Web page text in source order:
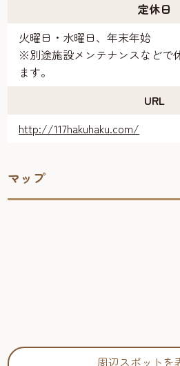
定休日
火曜日・水曜日、年末年始
※別途施設メンテナンスなどで
ます。
URL
http://117hakuhaku.com/
マップ
周辺スポットを